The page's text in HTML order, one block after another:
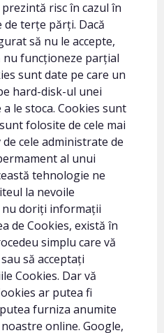
risc în cazul în
terțe părți. Dacă
să nu le accepte,
funcționeze parțial
sunt date pe care un
hard-disk-ul unei
le stoca. Cookies sunt
folosite de cele mai
cele administrate de
al unui
tehnologie ne
la nevoile
nu doriți informații
de Cookies, există în
simplu care vă
să acceptați
Cookies. Dar vă
ar putea fi
furniza anumite
online. Google,